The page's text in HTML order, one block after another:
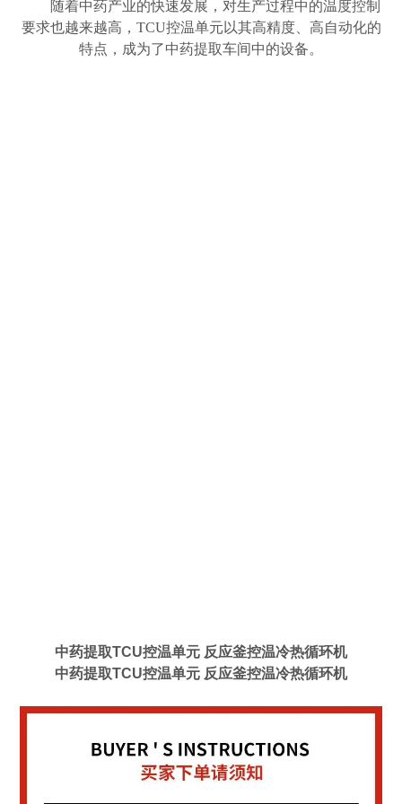
随着中药产业的快速发展，对生产过程中的温度控制
要求也越来越高， TCU控温单元以其高精度、高自动化的
特点，成为了中药提取车间中的设备。
中药提取TCU控温单元 反应釜控温冷热循环机
中药提取TCU控温单元 反应釜控温冷热循环机